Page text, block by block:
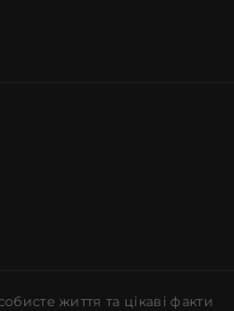
життя та цікаві факти